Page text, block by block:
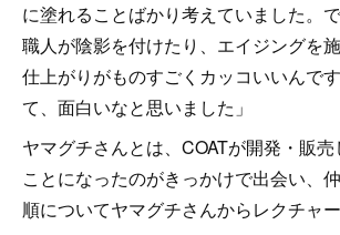
に塗れることばかり考えていました。
職人が陰影を付けたり、エイジングを施
仕上がりがものすごくカッコいいんで
て、面白いなと思いました」
ヤマグチさんとは、COATが開発・販売
ことになったのがきっかけで出会い、
順についてヤマグチさんからレクチャー